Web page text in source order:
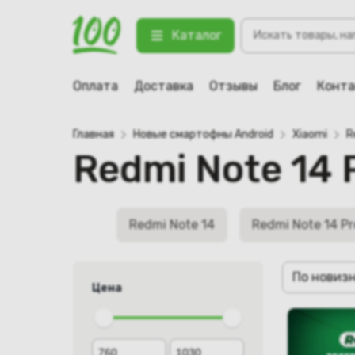
Каталог
товаров
Оплата Доставка Отзывы Блог
Главная Новые смартофны Android Xiaomi
Redmi Note 14
Redmi Note 14 Redmi Note 14
Цена
По